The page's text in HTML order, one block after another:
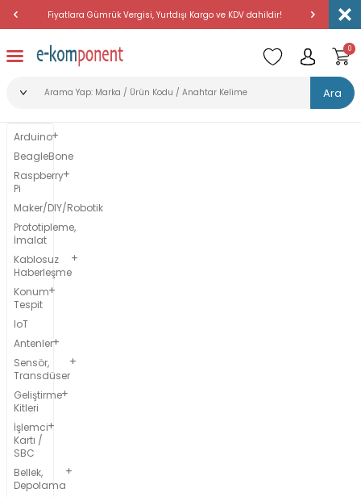
Fiyatlara Gümrük Vergisi, Yurtdışı Kargo ve KDV dahildir!
Ara
0
Arduino
BeagleBone
Raspberry
Pi
Maker/DIY/Robotik
Prototipleme,
İmalat
Kablosuz
Haberleşme
Konum
Tespit
IoT
Antenler
Sensör,
Transdüser
Geliştirme
Kitleri
İşlemci
Kartı /
SBC
Bellek,
Depolama